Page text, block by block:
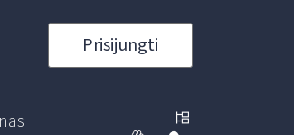
Prisijungti